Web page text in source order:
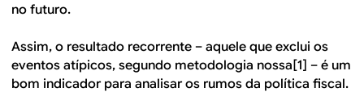
no futuro.
Assim, o resultado recorrente – aquele que exclui os
eventos atípicos, segundo metodologia nossa[1] – é um
bom indicador para analisar os rumos da política fiscal.